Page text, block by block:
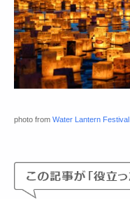
photo from Water Lantern Festival